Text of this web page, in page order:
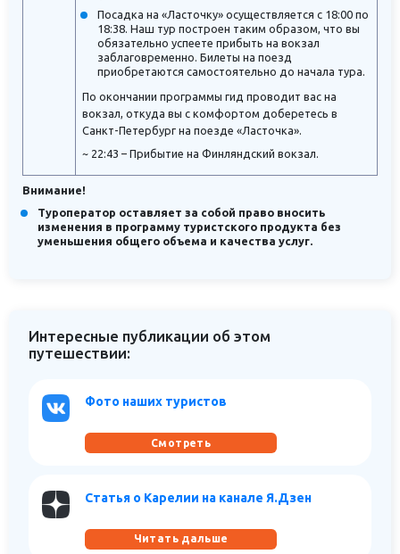
Посадка на «Ласточку» осуществляется с 18:00 по
18:38. Наш тур построен таким образом, что вы
обязательно успеете прибыть на вокзал
заблаговременно. Билеты на поезд
приобретаются самостоятельно до начала тура.
По окончании программы гид проводит вас на
вокзал, откуда вы с комфортом доберетесь в
Санкт-Петербург на поезде «Ласточка».
~ 22:43 – Прибытие на Финляндский вокзал.
Внимание!
Туроператор оставляет за собой право вносить
изменения в программу туристского продукта без
уменьшения общего объема и качества услуг.
Интересные публикации об этом
путешествии:
Фото наших туристов
Смотреть
Статья о Карелии на канале Я.Дзен
Читать дальше